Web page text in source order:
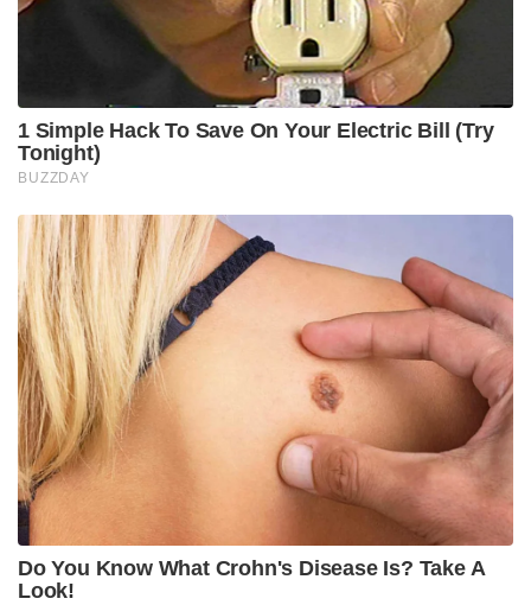
1 Simple Hack To Save On Your Electric Bill (Try
Tonight)
BUZZDAY
Do You Know What Crohn's Disease Is? Take A
Look!